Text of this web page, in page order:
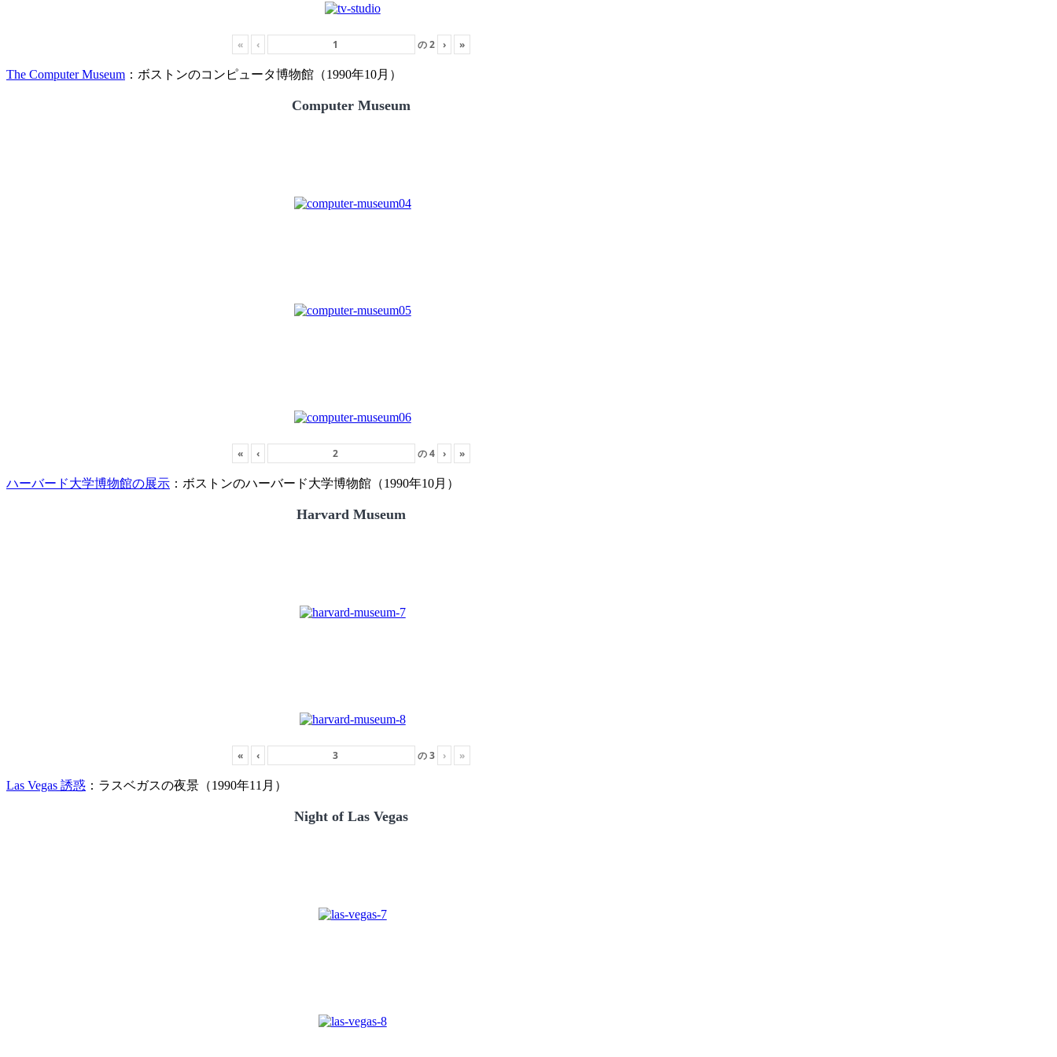
« ‹ の2 › »
The Computer Museum ：ボストンのコンピュータ博物館（1990年10月）
Computer Museum
« ‹ の4 › »
ハーバード大学博物館の展示 ：ボストンのハーバード大学博物館（1990年10月）
Harvard Museum
« ‹ の3 › »
Las Vegas 誘惑 ：ラスベガスの夜景（1990年11月）
Night of Las Vegas